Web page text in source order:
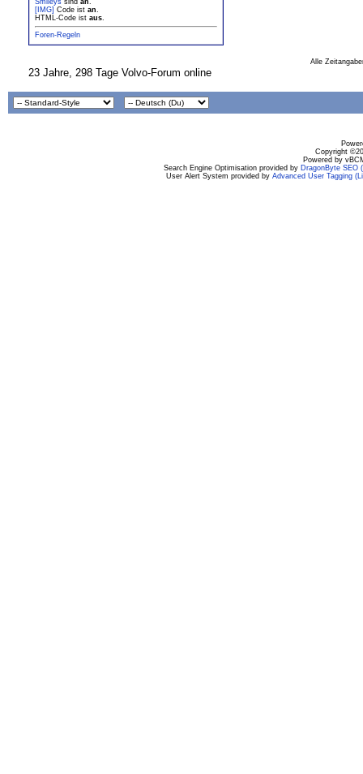
Smileys sind an.
[IMG] Code ist an.
HTML-Code ist aus.
Foren-Regeln
Alle
23 Jahre, 298 Tage Volvo-Forum online
Copyright
Powered by
Search Engine Optimisation provided by DragonByte SEO
User Alert System provided by Advanced User Tagging